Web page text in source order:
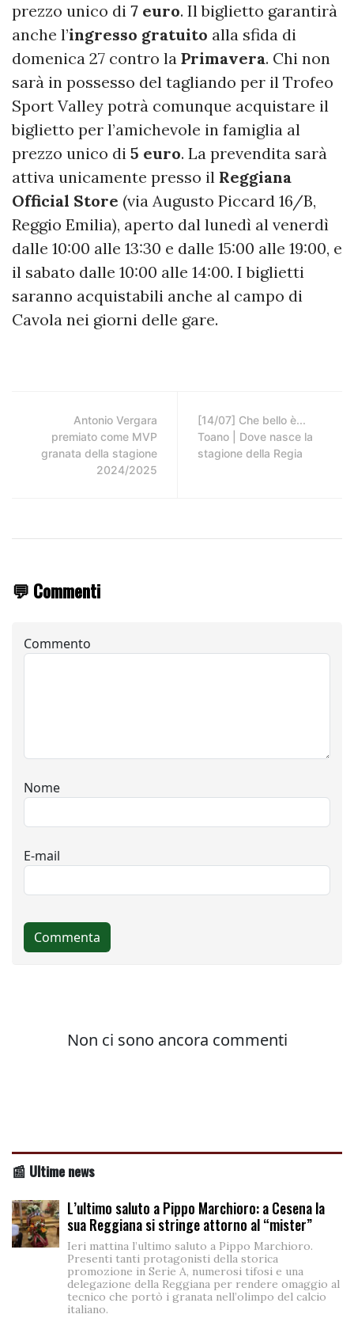
prezzo unico di 7 euro. Il biglietto garantirà
anche l’ingresso gratuito alla sfida di
domenica 27 contro la Primavera. Chi non
sarà in possesso del tagliando per il Trofeo
Sport Valley potrà comunque acquistare il
biglietto per l’amichevole in famiglia al
prezzo unico di 5 euro. La prevendita sarà
attiva unicamente presso il Reggiana
Official Store (via Augusto Piccard 16/B,
Reggio Emilia), aperto dal lunedì al venerdì
dalle 10:00 alle 13:30 e dalle 15:00 alle 19:00, e
il sabato dalle 10:00 alle 14:00. I biglietti
saranno acquistabili anche al campo di
Cavola nei giorni delle gare.
Antonio Vergara
premiato come MVP
granata della stagione
2024/2025
[14/07] Che bello è...
Toano | Dove nasce la
stagione della Regia
💬 Commenti
📰 Ultime news
L’ultimo saluto a Pippo Marchioro: a Cesena la
sua Reggiana si stringe attorno al “mister”
Ieri mattina l’ultimo saluto a Pippo Marchioro.
Presenti tanti protagonisti della storica
promozione in Serie A, numerosi tifosi e una
delegazione della Reggiana per rendere omaggio al
tecnico che portò i granata nell’olimpo del calcio
italiano.